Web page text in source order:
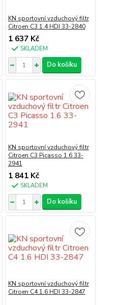
KN sportovní vzduchový filtr
Citroen C3 1.4 HDI 33-2840
1 637 Kč
SKLADEM
Do košíku
KN sportovní vzduchový filtr
Citroen C3 Picasso 1.6 33-
2941
1 841 Kč
SKLADEM
Do košíku
KN sportovní vzduchový filtr
Citroen C4 1.6 HDI 33-2847